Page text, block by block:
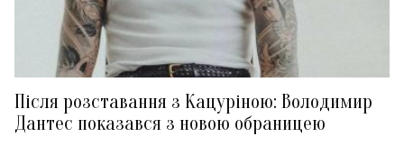
Після розставання з Кацуріною: Володимир
Дантес показався з новою обраницею